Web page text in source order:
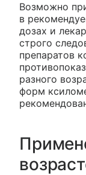
Возможно
в
дозах и
строго
препаратов
разного
форм